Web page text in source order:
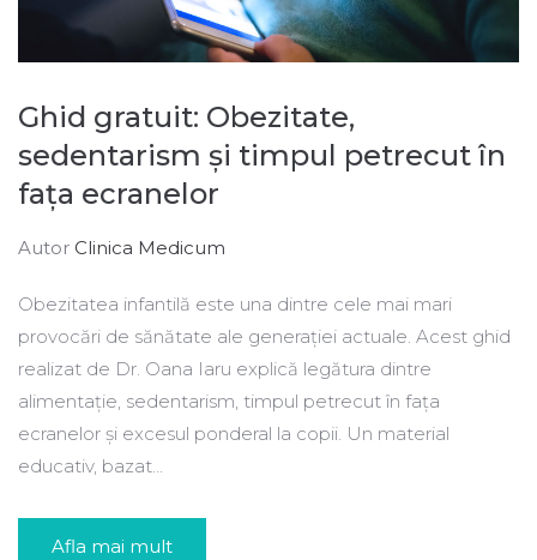
Ghid gratuit: Obezitate,
sedentarism și timpul petrecut în
fața ecranelor
Autor Clinica Medicum
Obezitatea infantilă este una dintre cele mai mari
provocări de sănătate ale generației actuale. Acest ghid
realizat de Dr. Oana Iaru explică legătura dintre
alimentație, sedentarism, timpul petrecut în fața
ecranelor și excesul ponderal la copii. Un material
educativ, bazat...
Afla mai mult